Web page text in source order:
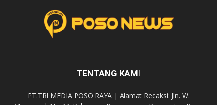
TENTANG KAMI
PT.TRI MEDIA POSO RAYA | Alamat Redaksi: Jln. W.